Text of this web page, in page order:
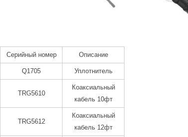
Серийный номер Описание
Q1705 Уплотнитель
TRG5610
Коаксиальный
кабель 10фт
TRG5612
Коаксиальный
кабель 12фт